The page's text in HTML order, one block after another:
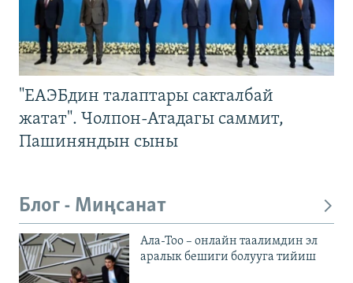
"ЕАЭБдин талаптары сакталбай
жатат". Чолпон-Атадагы саммит,
Пашиняндын сыны
Блог - Миңсанат
Ала-Тоо – онлайн таалимдин эл
аралык бешиги болууга тийиш